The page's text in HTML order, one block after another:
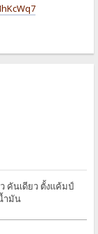
คันเดียว ตั้งแค้มป์
ำมัน